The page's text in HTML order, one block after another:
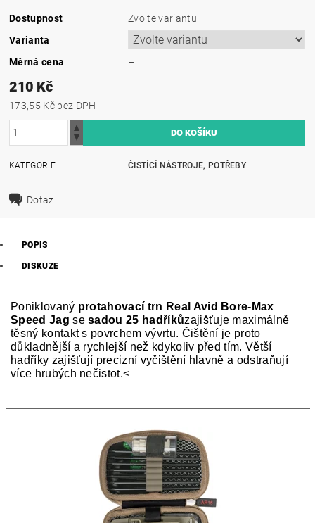
Dostupnost
Zvolte variantu
Varianta
Měrná cena
–
210 Kč
173,55 Kč bez DPH
KATEGORIE ČISTÍCÍ NÁSTROJE, POTŘEBY
Dotaz
POPIS
DISKUZE
Poniklovaný protahovací trn Real Avid Bore-Max
Speed Jag sesadou 25 hadříkůzajišťuje maximálně
těsný kontakt s povrchem vývrtu. Čištění je proto
důkladnější a rychlejší než kdykoliv před tím. Větší
hadříky zajišťují precizní vyčištění hlavně a odstraňují
více hrubých nečistot.<